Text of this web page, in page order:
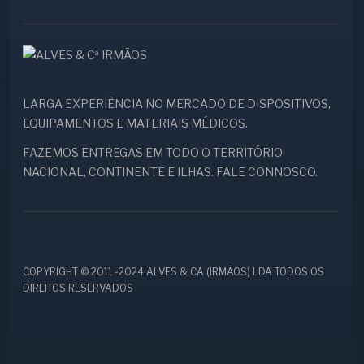
LARGA EXPERIÊNCIA NO MERCADO DE DISPOSITIVOS,
EQUIPAMENTOS E MATERIAIS MÉDICOS.
FAZEMOS ENTREGAS EM TODO O TERRITÓRIO
NACIONAL, CONTINENTE E ILHAS. FALE CONNOSCO.
COPYRIGHT © 2011 -2024 ALVES & CA (IRMÃOS) LDA TODOS OS
DIREITOS RESERVADOS